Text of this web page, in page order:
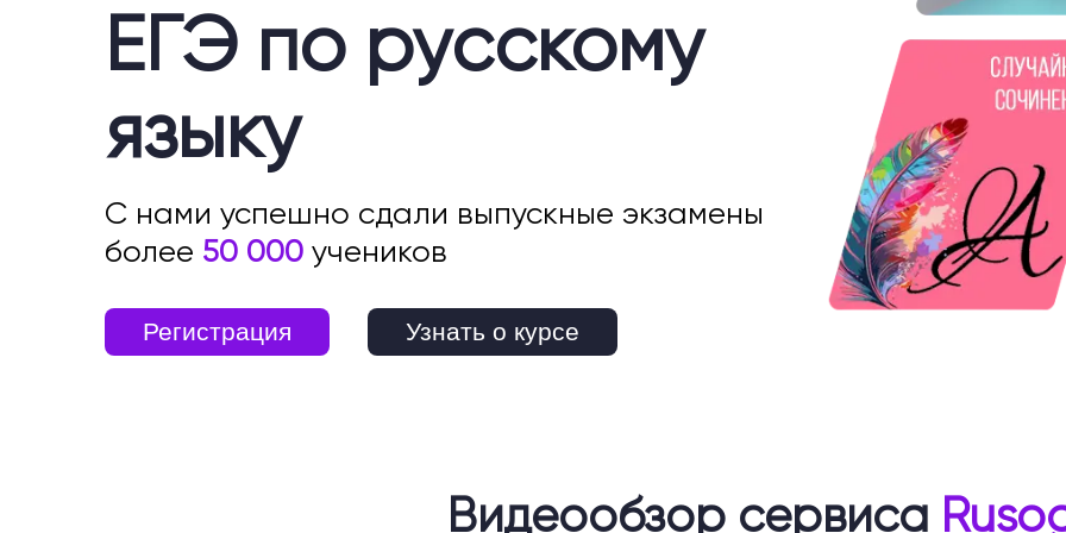
ЕГЭ по русскому
языку
С нами успешно сдали выпускные экзамены
более 50 000 учеников
Регистрация Узнать о курсе
Видеообзор сервиса